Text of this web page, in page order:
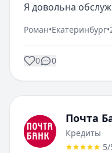
Я довольна
Роман•Екатеринбург•
0 0
Почта
Кредиты
5/